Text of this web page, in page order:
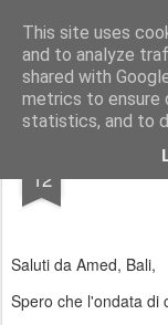
This site uses
and to analyze
shared with
metrics to ensure
statistics, and to
AWGifts Italia
Home
12
Saluti da Amed, Bali,
Spero che l'ondata di